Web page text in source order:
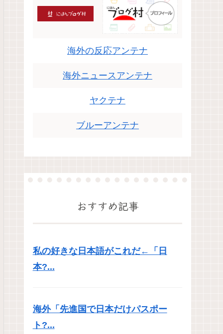
海外の反応アンテナ
海外ニュースアンテナ
ヤクテナ
ブルーアンテナ
おすすめ記事
私の好きな日本語がこれだ←「日
本?...
海外「先進国で日本だけパスポー
ト?...